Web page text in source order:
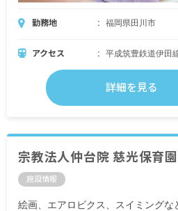
勤務地 福岡県田川市
アクセス 平成筑豊鉄道伊田
詳細を見る
宗教法人仲台院 慈光保育園
施設情報
絵画、エアロビクス、スイミング